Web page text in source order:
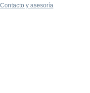
Contacto y asesoría